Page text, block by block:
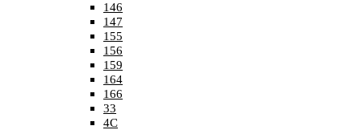
146
147
155
156
159
164
166
33
4C